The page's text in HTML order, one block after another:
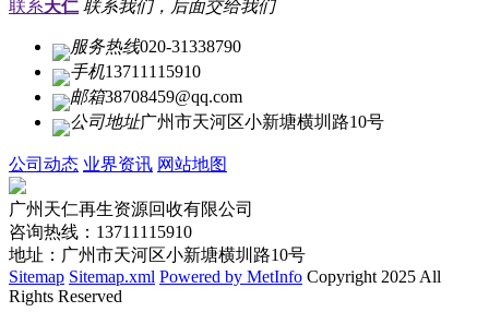
联系天仁 联系我们，后面交给我们
服务热线020-31338790
手机13711115910
邮箱38708459@qq.com
公司地址广州市天河区小新塘横圳路10号
公司动态 业界资讯 网站地图
广州天仁再生资源回收有限公司
咨询热线：13711115910
地址：广州市天河区小新塘横圳路10号
Sitemap Sitemap.xml Powered by MetInfo Copyright 2025 All
Rights Reserved